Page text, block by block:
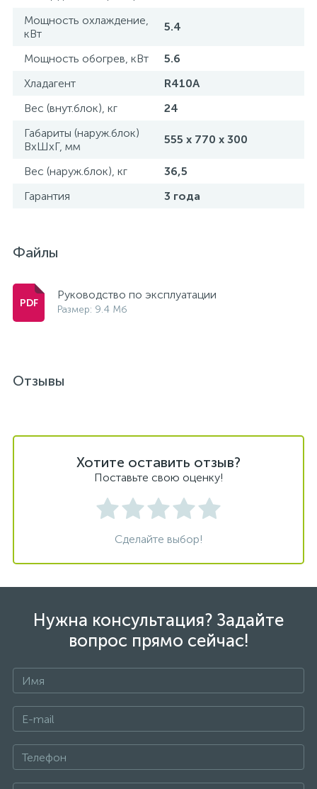
Мощность охлаждение,
кВт
5.4
Мощность обогрев, кВт
5.6
Хладагент
R410A
Вес (внут.блок), кг
24
Габариты (наруж.блок)
ВxШxГ, мм
555 х 770 х 300
Вес (наруж.блок), кг
36,5
Гарантия
3 года
Файлы
Руководство по эксплуатации
Размер: 9.4 Мб
Отзывы
Хотите оставить отзыв?
Поставьте свою оценку!
Сделайте выбор!
Нужна консультация? Задайте
вопрос прямо сейчас!